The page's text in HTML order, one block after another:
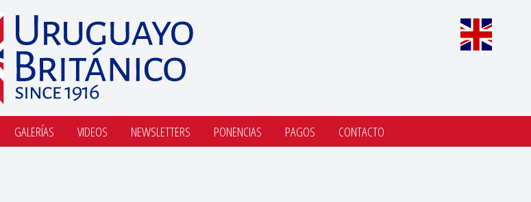
GALERÍAS VIDEOS NEWSLETTERS PONENCIAS PAGOS CONTACTO